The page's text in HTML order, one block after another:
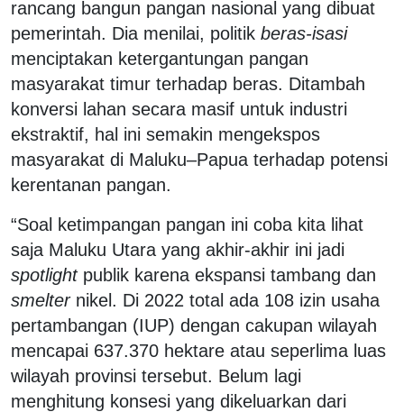
rancang bangun pangan nasional yang dibuat
pemerintah. Dia menilai, politik beras-isasi
menciptakan ketergantungan pangan
masyarakat timur terhadap beras. Ditambah
konversi lahan secara masif untuk industri
ekstraktif, hal ini semakin mengekspos
masyarakat di Maluku–Papua terhadap potensi
kerentanan pangan.
“Soal ketimpangan pangan ini coba kita lihat
saja Maluku Utara yang akhir-akhir ini jadi
spotlightpublik karena ekspansi tambang dan
smelternikel. Di 2022 total ada 108 izin usaha
pertambangan (IUP) dengan cakupan wilayah
mencapai 637.370 hektare atau seperlima luas
wilayah provinsi tersebut. Belum lagi
menghitung konsesi yang dikeluarkan dari